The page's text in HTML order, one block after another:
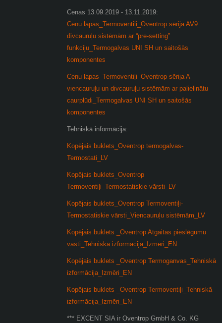
Cenas 13.09.2019 - 13.11.2019:
Cenu lapas_Termoventiļi_Oventrop sērija AV9
divcauruļu sistēmām ar “pre-setting”
funkciju_Termogalvas UNI SH un saitošās
komponentes
Cenu lapas_Termoventiļi_Oventrop sērija A
viencauruļu un divcauruļu sistēmām ar palielinātu
caurplūdi_Termogalvas UNI SH un saitošās
komponentes
Tehniskā informācija:
Kopējais buklets_Oventrop termogalvas-
Termostati_LV
Kopējais buklets_Oventrop
Termoventiļi_Termostatiskie vārsti_LV
Kopējais buklets_Oventrop Termoventiļi-
Termostatiskie vārsti_Viencauruļu sistēmām_LV
Kopējais buklets _Oventrop Atgaitas pieslēgumu
vāsti_Tehniskā izformācija_Izmēri_EN
Kopējais buklets _Oventrop Termoganvas_Tehniskā
izformācija_Izmēri_EN
Kopējais buklets _Oventrop Termoventiļi_Tehniskā
izformācija_Izmēri_EN
*** EXCENT SIA ir Oventrop GmbH & Co. KG